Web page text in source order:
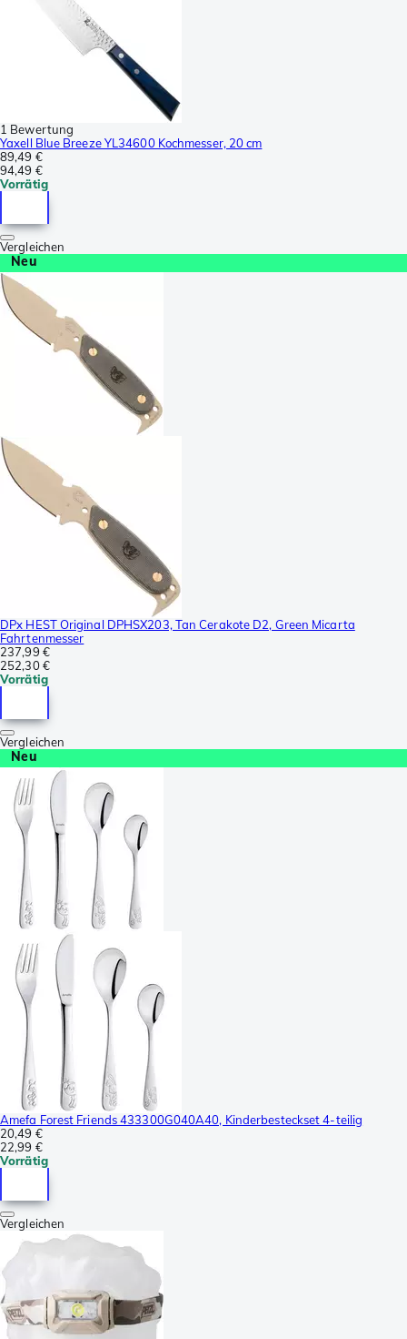
1 Bewertung
Yaxell Blue Breeze YL34600 Kochmesser, 20 cm
89,49 €
94,49 €
Vorrätig
Vergleichen
Neu
DPx HEST Original DPHSX203, Tan Cerakote D2, Green Micarta
Fahrtenmesser
237,99 €
252,30 €
Vorrätig
Vergleichen
Neu
Amefa Forest Friends 433300G040A40, Kinderbesteckset 4-teilig
20,49 €
22,99 €
Vorrätig
Vergleichen